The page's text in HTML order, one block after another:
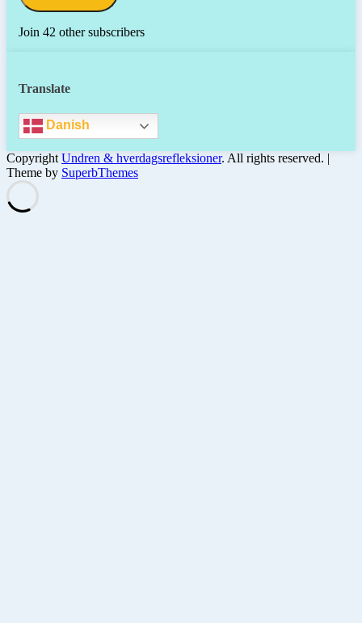
Join 42 other subscribers
Translate
Danish
Copyright Undren & hverdagsrefleksioner. All rights reserved. |
Theme by SuperbThemes